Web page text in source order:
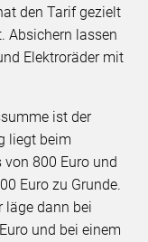
den Tarif gezielt
Absichern lassen
Elektroräder mit
ist der
liegt beim
800 Euro und
Euro zu Grunde.
läge dann bei
und bei einem